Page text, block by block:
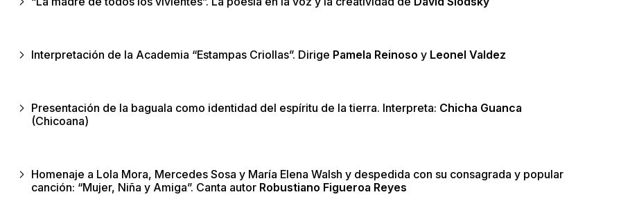
Interpretación de la Academia “Estampas Criollas”. Dirige Pamela Reinoso y Leonel Valdez
Presentación de la baguala como identidad del espíritu de la tierra. Interpreta: Chicha Guanca
(Chicoana)
Homenaje a Lola Mora, Mercedes Sosa y María Elena Walsh y despedida con su consagrada y popular
canción: “Mujer, Niña y Amiga”. Canta autor Robustiano Figueroa Reyes